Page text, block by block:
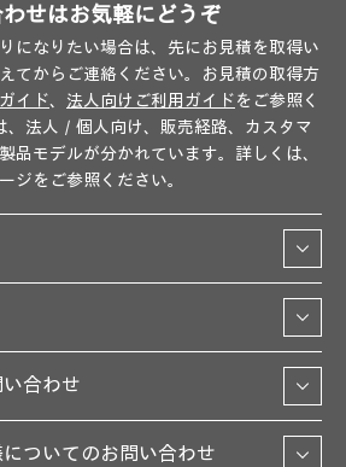
せはお気軽にどうぞ
になりたい場合は、先にお見積を取得い
てからご連絡ください。お見積の取得方
イド、 法人向けご利用ガイドをご参照く
、法人／個人向け、販売経路、カスタマ
品モデルが分かれています。詳しくは、
ジをご参照ください。
合わせ
ついてのお問い合わせ